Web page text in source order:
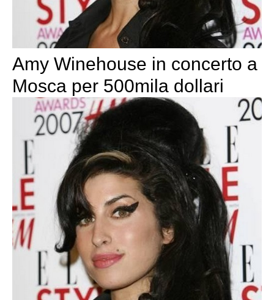
Amy Winehouse in concerto a
Mosca per 500mila dollari